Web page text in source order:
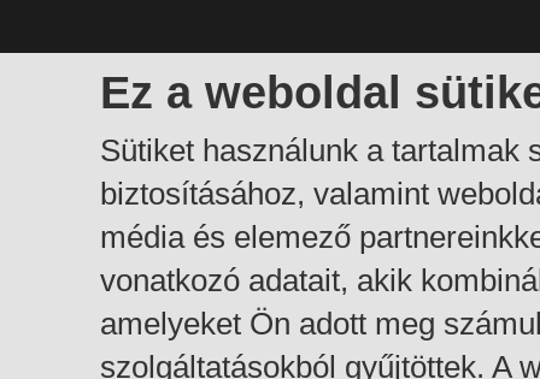
Ez a weboldal
Sütiket használunk a tartalmak
biztosításához, valamint
média és elemező
vonatkozó adatait, akik
amelyeket Ön adott meg
szolgáltatásokból gyűjtöttek. A